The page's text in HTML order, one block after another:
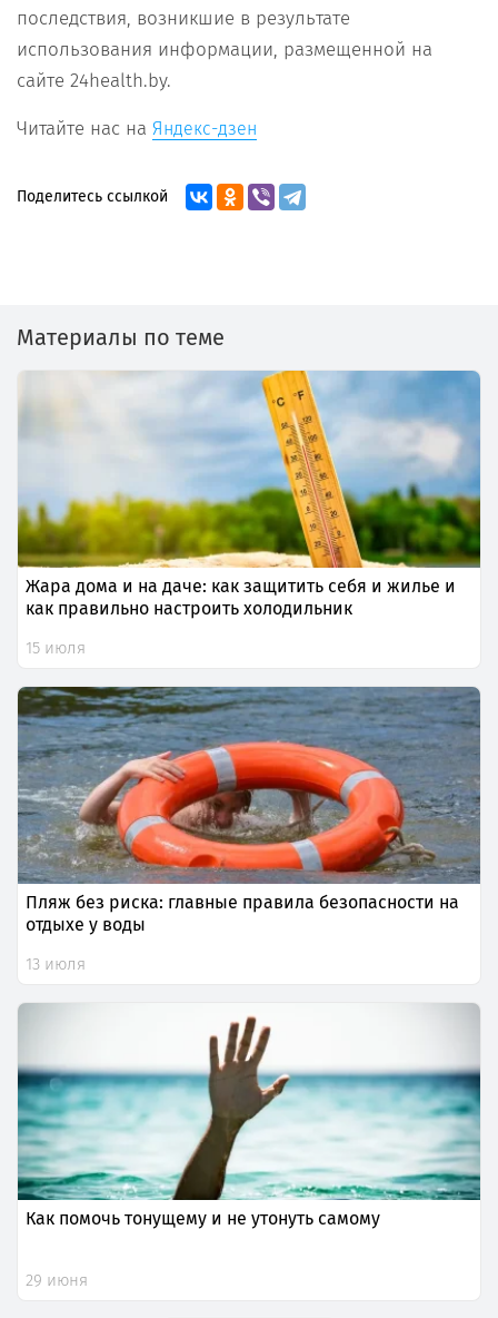
последствия, возникшие в результате
использования информации, размещенной на
сайте 24health.by.
Читайте нас на Яндекс-дзен
Поделитесь ссылкой
Материалы по теме
Жара дома и на даче: как защитить себя и жилье и
как правильно настроить холодильник
15 июля
Пляж без риска: главные правила безопасности на
отдыхе у воды
13 июля
Как помочь тонущему и не утонуть самому
29 июня